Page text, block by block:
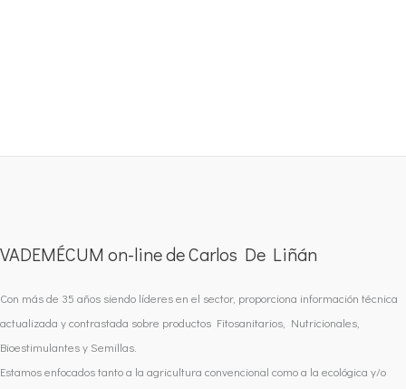
VADEMÉCUM on-line de Carlos De Liñán
Con más de 35 años siendo líderes en el sector, proporciona información técnica
actualizada y contrastada sobre productos Fitosanitarios, Nutricionales,
Bioestimulantes y Semillas.
Estamos enfocados tanto a la agricultura convencional como a la ecológica y/o